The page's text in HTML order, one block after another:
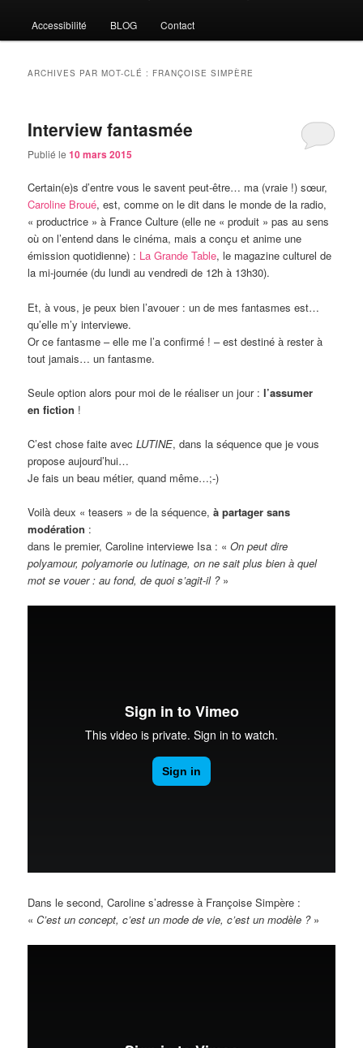
Accessibilité BLOG Contact
ARCHIVES PAR MOT-CLÉ : FRANÇOISE SIMPÈRE
Interview fantasmée
Publié le10 mars 2015
Certain(e)s d’entre vous le savent peut-être… ma (vraie !) sœur,
Caroline Broué, est, comme on le dit dans le monde de la radio,
« productrice » à France Culture (elle ne « produit » pas au sens
où on l’entend dans le cinéma, mais a conçu et anime une
émission quotidienne) : La Grande Table, le magazine culturel de
la mi-journée (du lundi au vendredi de 12h à 13h30).
Et, à vous, je peux bien l’avouer : un de mes fantasmes est…
qu’elle m’y interviewe.
Or ce fantasme – elle me l’a confirmé ! – est destiné à rester à
tout jamais… un fantasme.
Seule option alors pour moi de le réaliser un jour :l’assumer
en fiction !
C’est chose faite avecLUTINE, dans la séquence que je vous
propose aujourd’hui…
Je fais un beau métier, quand même…;-)
Voilà deux « teasers » de la séquence,à partager sans
modération :
dans le premier, Caroline interviewe Isa : «On peut dire
polyamour, polyamorie ou lutinage, on ne sait plus bien à quel
mot se vouer : au fond, de quoi s’agit-il ?»
Dans le second, Caroline s’adresse à Françoise Simpère :
«C’est un concept, c’est un mode de vie, c’est un modèle ?»